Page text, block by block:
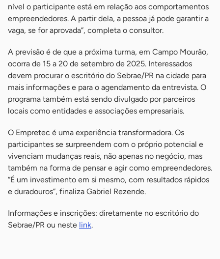
nível o participante está em relação aos comportamentos
empreendedores. A partir dela, a pessoa já pode garantir a
vaga, se for aprovada”, completa o consultor.
A previsão é de que a próxima turma, em Campo Mourão,
ocorra de 15 a 20 de setembro de 2025. Interessados
devem procurar o escritório do Sebrae/PR na cidade para
mais informações e para o agendamento da entrevista. O
programa também está sendo divulgado por parceiros
locais como entidades e associações empresariais.
O Empretec é uma experiência transformadora. Os
participantes se surpreendem com o próprio potencial e
vivenciam mudanças reais, não apenas no negócio, mas
também na forma de pensar e agir como empreendedores.
“É um investimento em si mesmo, com resultados rápidos
e duradouros”, finaliza Gabriel Rezende.
Informações e inscrições: diretamente no escritório do
Sebrae/PR ou neste link.